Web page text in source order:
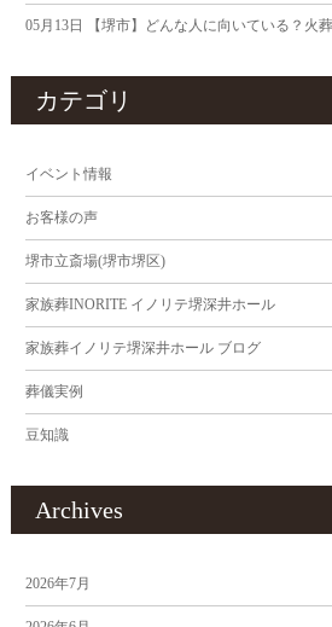
05月13日 【堺市】どんな人に向いている？火葬式が
カテゴリ
イベント情報
お客様の声
堺市立斎場(堺市堺区)
家族葬INORITE イノリテ堺深井ホール
家族葬イノリテ堺深井ホール ブログ
葬儀実例
豆知識
Archives
2026年7月